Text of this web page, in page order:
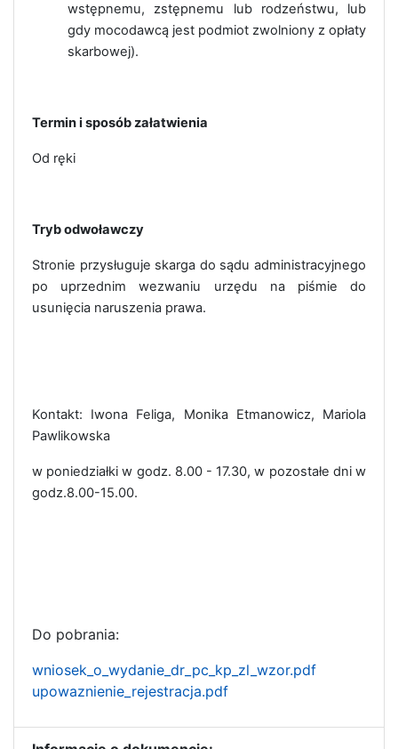
wstępnemu, zstępnemu lub rodzeństwu, lub
gdy mocodawcą jest podmiot zwolniony z opłaty
skarbowej).
Termin i sposób załatwienia
Od ręki
Tryb odwoławczy
Stronie przysługuje skarga do sądu administracyjnego
po uprzednim wezwaniu urzędu na piśmie do
usunięcia naruszenia prawa.
Kontakt: Iwona Feliga, Monika Etmanowicz, Mariola
Pawlikowska
w poniedziałki w godz. 8.00 - 17.30, w pozostałe dni w
godz.8.00-15.00.
Do pobrania:
wniosek_o_wydanie_dr_pc_kp_zl_wzor.pdf
upowaznienie_rejestracja.pdf